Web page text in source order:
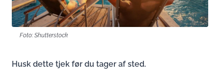
Foto: Shutterstock
Husk dette tjek før du tager af sted.